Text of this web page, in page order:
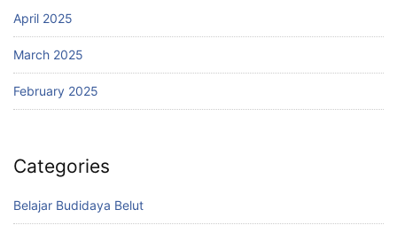
April 2025
March 2025
February 2025
Categories
Belajar Budidaya Belut